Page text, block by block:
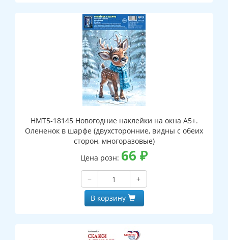
НМТ5-18145 Новогодние наклейки на окна А5+.
Олененок в шарфе (двухсторонние, видны с обеих
сторон, многоразовые)
Цена розн: 66 ₽
−
+
В корзину